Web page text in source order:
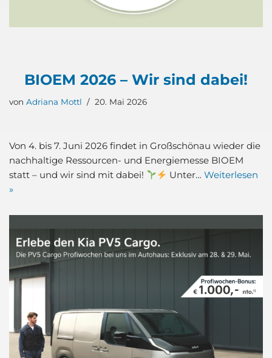
BIO­EM 2026 – Wir sind dabei!
von Adriana Mottl 20. Mai 2026
Von 4. bis 7. Juni 2026 fin­det in Groß­schön­au wie­der die
nach­hal­ti­ge Res­­sour­cen- und Ener­gie­mes­se BIO­EM
statt – und wir sind mit dabei!
Unter…Wei­ter­le­sen
»